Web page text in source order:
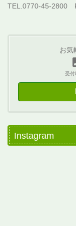
TEL.0770-45-2800
お気
受
Instagram